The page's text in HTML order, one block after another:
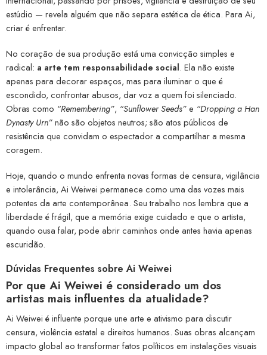
estúdio — revela alguém que não separa estética de ética. Para Ai,
criar é enfrentar.
No coração de sua produção está uma convicção simples e
radical: a arte tem responsabilidade social. Ela não existe
apenas para decorar espaços, mas para iluminar o que é
escondido, confrontar abusos, dar voz a quem foi silenciado.
Obras como “Remembering”, “Sunflower Seeds”e “Dropping a Han
Dynasty Urn”não são objetos neutros; são atos públicos de
resistência que convidam o espectador a compartilhar a mesma
coragem.
Hoje, quando o mundo enfrenta novas formas de censura, vigilância
e intolerância, Ai Weiwei permanece como uma das vozes mais
potentes da arte contemporânea. Seu trabalho nos lembra que a
liberdade é frágil, que a memória exige cuidado e que o artista,
quando ousa falar, pode abrir caminhos onde antes havia apenas
escuridão.
Dúvidas Frequentes sobre Ai Weiwei
Por que Ai Weiwei é considerado um dos
artistas mais influentes da atualidade?
Ai Weiwei é influente porque une arte e ativismo para discutir
censura, violência estatal e direitos humanos. Suas obras alcançam
impacto global ao transformar fatos políticos em instalações visuais